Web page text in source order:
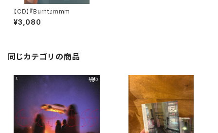
【CD】『Burnt』mmm
¥3,080
同じカテゴリの商品